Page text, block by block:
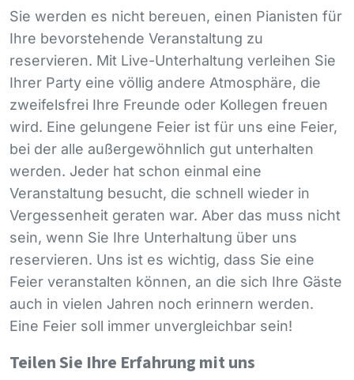
Sie werden es nicht bereuen, einen Pianisten für
Ihre bevorstehende Veranstaltung zu
reservieren. Mit Live-Unterhaltung verleihen Sie
Ihrer Party eine völlig andere Atmosphäre, die
zweifelsfrei Ihre Freunde oder Kollegen freuen
wird. Eine gelungene Feier ist für uns eine Feier,
bei der alle außergewöhnlich gut unterhalten
werden. Jeder hat schon einmal eine
Veranstaltung besucht, die schnell wieder in
Vergessenheit geraten war. Aber das muss nicht
sein, wenn Sie Ihre Unterhaltung über uns
reservieren. Uns ist es wichtig, dass Sie eine
Feier veranstalten können, an die sich Ihre Gäste
auch in vielen Jahren noch erinnern werden.
Eine Feier soll immer unvergleichbar sein!
Teilen Sie Ihre Erfahrung mit uns